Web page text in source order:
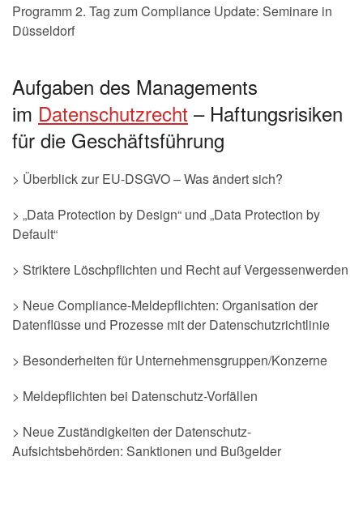
Programm 2. Tag zum Compliance Update: Seminare in
Düsseldorf
Aufgaben des Managements
im Datenschutzrecht – Haftungsrisiken
für die Geschäftsführung
> Überblick zur EU-DSGVO – Was ändert sich?
> „Data Protection by Design“ und „Data Protection by
Default“
> Striktere Löschpflichten und Recht auf Vergessenwerden
> Neue Compliance-Meldepflichten: Organisation der
Datenflüsse und Prozesse mit der Datenschutzrichtlinie
> Besonderheiten für Unternehmensgruppen/Konzerne
> Meldepflichten bei Datenschutz-Vorfällen
> Neue Zuständigkeiten der Datenschutz-
Aufsichtsbehörden: Sanktionen und Bußgelder